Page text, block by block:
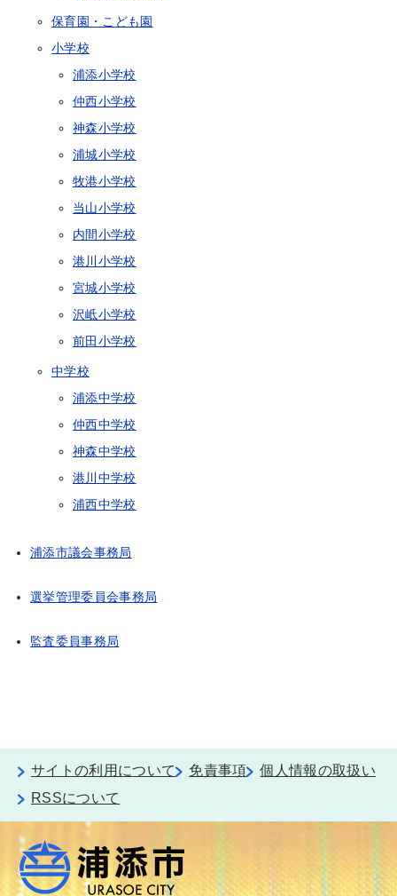
保育園・こども園
小学校
浦添小学校
仲西小学校
神森小学校
浦城小学校
牧港小学校
当山小学校
内間小学校
港川小学校
宮城小学校
沢岻小学校
前田小学校
中学校
浦添中学校
仲西中学校
神森中学校
港川中学校
浦西中学校
浦添市議会事務局
選挙管理委員会事務局
監査委員事務局
サイトの利用について 免責事項
個人情報の取扱い
RSSについて